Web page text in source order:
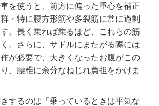
を使うと、前方に偏った重心を補正
・特に腰方形筋や多裂筋に常に過剰
。長く乗れば乗るほど、これらの筋
。さらに、サドルにまたがる際には
が必要で、大きくなったお腹がこの
、腰椎に余分なねじれ負担をかけま
するのは「乗っているときは平気な